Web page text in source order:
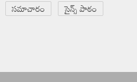
సమాచారం
సైన్స్ పాఠం